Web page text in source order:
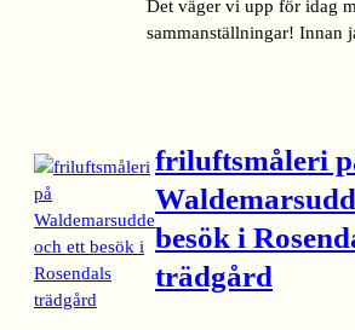
Det väger vi upp för idag
sammanställningar! Innan
friluftsmåleri
besök i
trädgård